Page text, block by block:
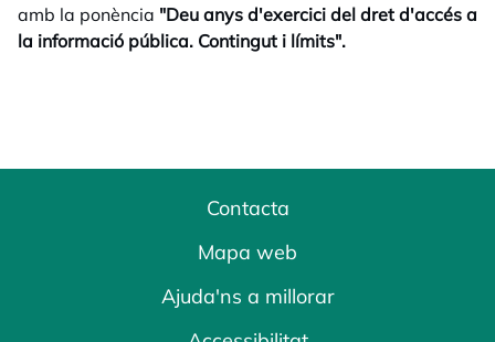
amb la ponència "Deu anys d'exercici del dret d'accés a
la informació pública. Contingut i límits".
Contacta
Mapa web
Ajuda'ns a millorar